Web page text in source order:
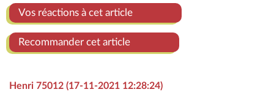
Vos réactions à cet article
Recommander cet article
Henri 75012 (17-11-2021 12:28:24)